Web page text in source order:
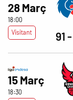
28 Març
18:00
Visitant
91
15 Març
18:30